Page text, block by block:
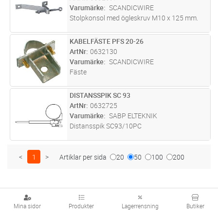
Mina sidor Produkter Lagerrensning Butiker
Varumärke
SCANDICWIRE
Stolpkonsol med ögleskruv M10 x 125 mm.
ST Lägg i kundvagn
KABELFÄSTE PFS 20-26
ArtNr 0632130
Varumärke
SCANDICWIRE
Fäste
ST Lägg i kundvagn
DISTANSSPIK SC 93
ArtNr 0632725
Varumärke
SABP ELTEKNIK
Distansspik SC93/10PC
< 1 > Artiklar per sida 20 50 100 200